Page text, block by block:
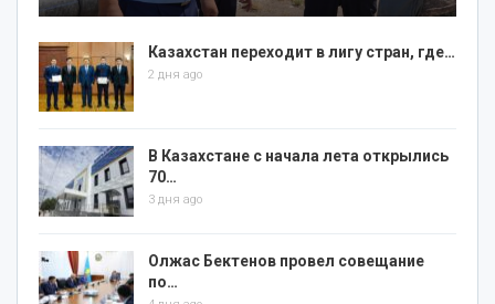
Казахстан переходит в лигу стран, где…
2 дня ago
В Казахстане с начала лета открылись
70…
3 дня ago
Олжас Бектенов провел совещание
по…